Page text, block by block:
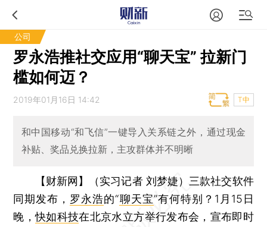
公司
罗永浩推社交应用“聊天宝” 拉新门
槛如何迈？
2019年01月16日 14:42 T中
和中国移动“和飞信”一键导入关系链之外，通过现金
补贴、奖品兑换拉新，主攻群体并不明晰
【财新网】（实习记者 刘梦婕） 三款社交软件
同期发布， 罗永浩的“聊天宝”有何特别？1月15日
晚，快如科技在北京水立方举行发布会，宣布即时